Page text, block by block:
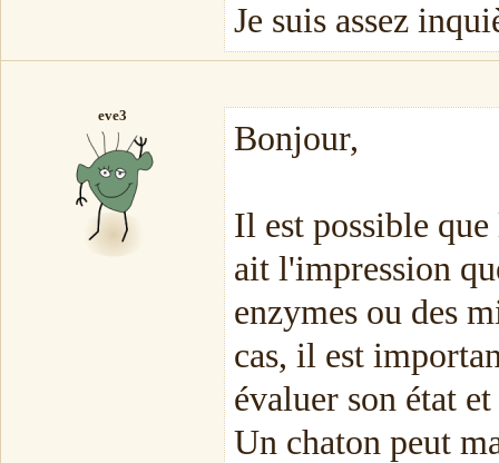
Je suis assez
eve3
Bonjour,
Il est possible
ait l'impression
enzymes ou des
cas, il est
évaluer son état
Un chaton peut